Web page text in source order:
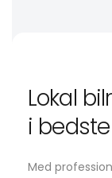
Lokal
i
Med